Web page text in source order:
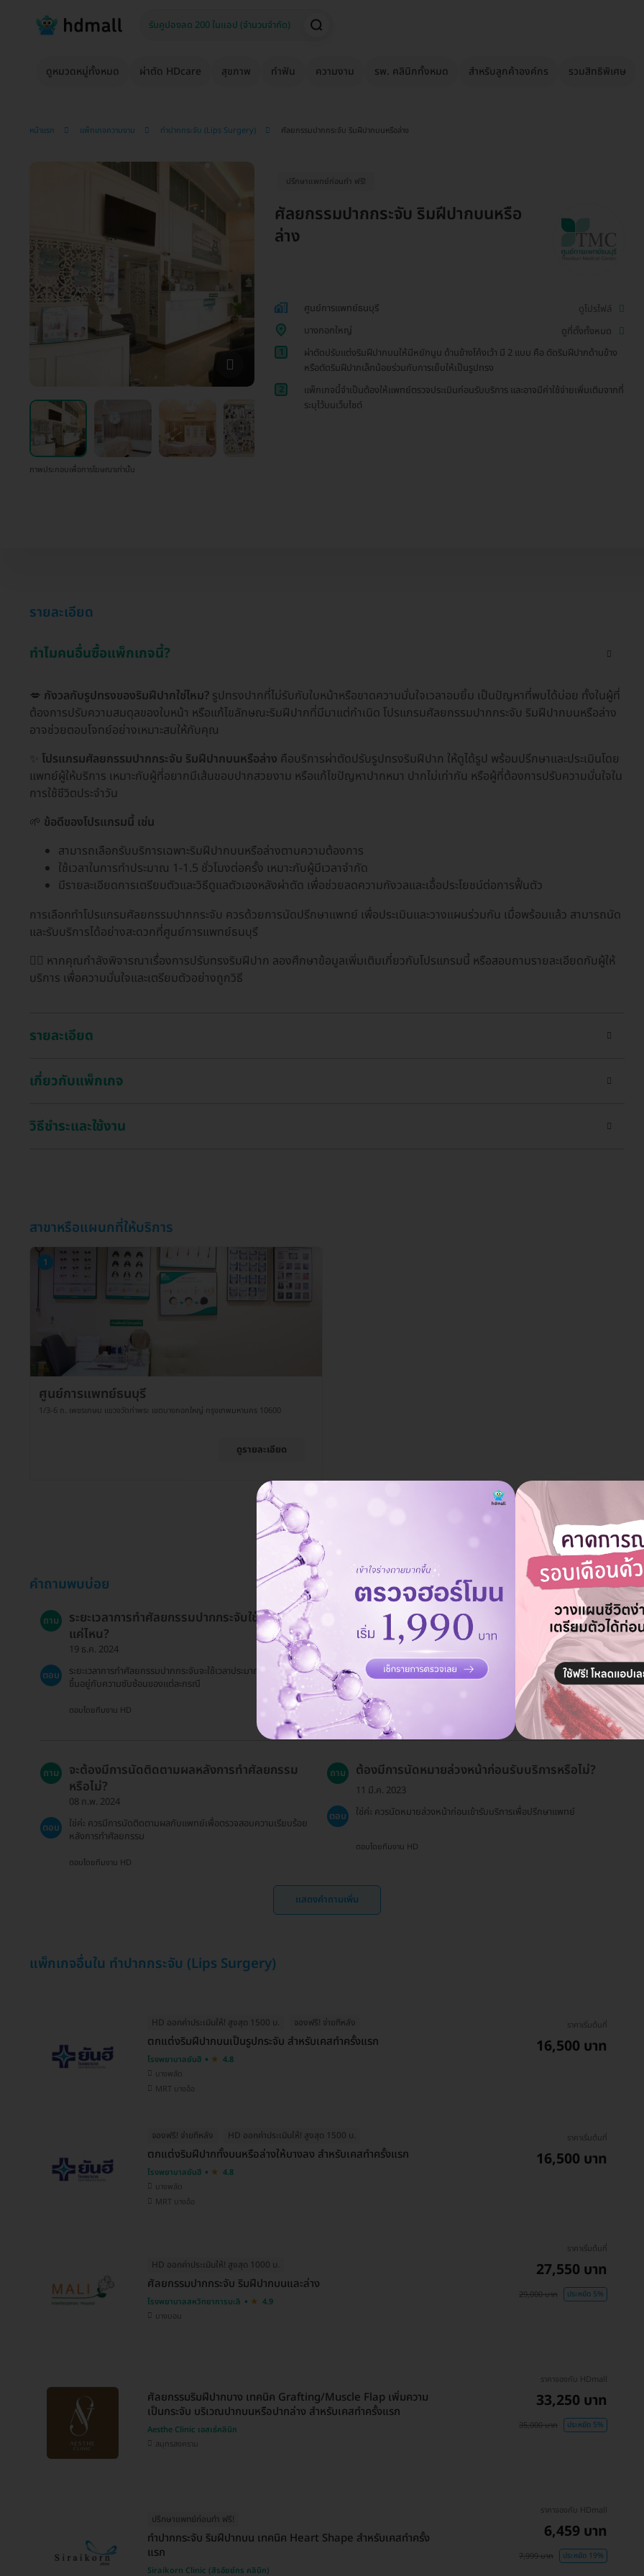
ดูหมวดหมู่ทั้งหมด ผ่าตัด HDcare สุขภาพ ทำฟัน ความงาม รพ. คลินิกทั้งหมด สำหรับลูกค้าองค์กร รวมสิทธิพิเศษ
หน้าแรก แพ็กเกจความงาม ทำปากกระจับ (Lips Surgery) ศัลยกรรมปากกระจับ ริมฝีปากบนหรือล่าง
ภาพประกอบเพื่อการโฆษณาเท่านั้น
ปรึกษาแพทย์ก่อนทำ ฟรี!
ศัลยกรรมปากกระจับ ริมฝีปากบนหรือ
ล่าง
ศูนย์การแพทย์ธนบุรี
ดูโปรไฟล์
บางกอกใหญ่
ดูที่ตั้งทั้งหมด
1
ผ่าตัดปรับแต่งริมฝีปากบนให้มีหยักนูน ด้านข้างโค้งเว้า มี 2 แบบ คือ ตัดริมฝีปากด้านข้าง
หรือตัดริมฝีปากเล็กน้อยร่วมกับการเย็บให้เป็นรูปทรง
2
แพ็กเกจนี้จำเป็นต้องให้แพทย์ตรวจประเมินก่อนรับบริการ และอาจมีค่าใช้จ่ายเพิ่มเติมจากที่
ระบุไว้บนเว็บไซต์
รายละเอียด
ทำไมคนอื่นซื้อแพ็กเกจนี้?
💋 กังวลกับรูปทรงของริมฝีปากใช่ไหม? รูปทรงปากที่ไม่รับกับใบหน้าหรือขาดความมั่นใจเวลาอมยิ้ม เป็นปัญหาที่พบได้บ่อย ทั้งในผู้ที่
ต้องการปรับความสมดุลของใบหน้า หรือแก้ไขลักษณะริมฝีปากที่มีมาแต่กำเนิด โปรแกรมศัลยกรรมปากกระจับ ริมฝีปากบนหรือล่าง
อาจช่วยตอบโจทย์อย่างเหมาะสมให้กับคุณ
โปรแกรมศัลยกรรมปากกระจับ ริมฝีปากบนหรือล่าง คือบริการผ่าตัดปรับรูปทรงริมฝีปาก ให้ดูได้รูป พร้อมปรึกษาและประเมินโดย
แพทย์ผู้ให้บริการ เหมาะกับผู้ที่อยากมีเส้นขอบปากสวยงาม หรือแก้ไขปัญหาปากหนา ปากไม่เท่ากัน หรือผู้ที่ต้องการปรับความมั่นใจใน
การใช้ชีวิตประจำวัน
🌱 ข้อดีของโปรแกรมนี้ เช่น
สามารถเลือกรับบริการเฉพาะริมฝีปากบนหรือล่างตามความต้องการ
ใช้เวลาในการทำประมาณ 1-1.5 ชั่วโมงต่อครั้ง เหมาะกับผู้มีเวลาจำกัด
มีรายละเอียดการเตรียมตัวและวิธีดูแลตัวเองหลังผ่าตัด เพื่อช่วยลดความกังวลและเอื้อประโยชน์ต่อการฟื้นตัว
การเลือกทำโปรแกรมศัลยกรรมปากกระจับ ควรด้วยการนัดปรึกษาแพทย์ เพื่อประเมินและวางแผนร่วมกัน เมื่อพร้อมแล้ว สามารถนัด
และรับบริการได้อย่างสะดวกที่ศูนย์การแพทย์ธนบุรี
👩‍⚕️ หากคุณกำลังพิจารณาเรื่องการปรับทรงริมฝีปาก ลองศึกษาข้อมูลเพิ่มเติมเกี่ยวกับโปรแกรมนี้ หรือสอบถามรายละเอียดกับผู้ให้
บริการ เพื่อความมั่นใจและเตรียมตัวอย่างถูกวิธี
รายละเอียด
เกี่ยวกับแพ็กเกจ
วิธีชำระและใช้งาน
สาขาหรือแผนกที่ให้บริการ
1
ศูนย์การแพทย์ธนบุรี
1/3-6 ถ. เพชรเกษม แขวงวัดท่าพระ เขตบางกอกใหญ่ กรุงเทพมหานคร 10600
ดูรายละเอียด
คำถามพบบ่อย
ถาม
ระยะเวลาการทำศัลยกรรมปากกระจับใช้เวลานาน
แค่ไหน?
19 ธ.ค. 2024
ตอบ
ระยะเวลาการทำศัลยกรรมปากกระจับจะใช้เวลาประมาณ 1-1.5 ชั่วโมง
ขึ้นอยู่กับความซับซ้อนของแต่ละกรณี
ตอบโดยทีมงาน HD
วิธีการจองบริการทำศัลยกรรมปากกระจับผ่าน
HDmall เป็นอย่างไร?
19 ธ.ค. 2024
ตอบ
คุณสามารถจองบริการผ่านเว็บไซต์ HDmall และทำการนัดหมายเพื่อ
เข้ารับการประเมินที่ศูนย์การแพทย์ธนบุรี
ตอบโดยทีมงาน HD
ถาม
จะต้องมีการนัดติดตามผลหลังการทำศัลยกรรม
หรือไม่?
08 ก.พ. 2024
ตอบ
ใช่ค่ะ ควรมีการนัดติดตามผลกับแพทย์เพื่อตรวจสอบความเรียบร้อย
หลังการทำศัลยกรรม
ตอบโดยทีมงาน HD
ถาม ต้องมีการนัดหมายล่วงหน้าก่อนรับบริการหรือไม่?
11 มี.ค. 2023
ตอบ
ใช่ค่ะ ควรนัดหมายล่วงหน้าก่อนเข้ารับบริการเพื่อปรึกษาแพทย์
ตอบโดยทีมงาน HD
แสดงคำถามเพิ่ม
แพ็กเกจอื่นใน ทำปากกระจับ (Lips Surgery)
HD ออกค่าประเมินให้! สูงสุด 1500 บ. จองฟรี! จ่ายทีหลัง
ตกแต่งริมฝีปากบนเป็นรูปกระจับ สำหรับเคสทำครั้งแรก
โรงพยาบาลยันฮี
4.8
บางพลัด
MRT บางอ้อ
ราคาเริ่มต้นที่
16,500 บาท
จองฟรี! จ่ายทีหลัง HD ออกค่าประเมินให้! สูงสุด 1500 บ.
ตกแต่งริมฝีปากทั้งบนหรือล่างให้บางลง สำหรับเคสทำครั้งแรก
โรงพยาบาลยันฮี
4.8
บางพลัด
MRT บางอ้อ
ราคาเริ่มต้นที่
16,500 บาท
HD ออกค่าประเมินให้! สูงสุด 1000 บ.
ศัลยกรรมปากกระจับ ริมฝีปากบนและล่าง
โรงพยาบาลสหวิทยาการมะลิ
4.9
บางบอน
ราคาเริ่มต้นที่
27,550 บาท
29,000 บาท ประหยัด 5%
ศัลยกรรมริมฝีปากบาง เทคนิค Grafting/Muscle Flap เพิ่มความ
เป็นกระจับ บริเวณปากบนหรือปากล่าง สำหรับเคสทำครั้งแรก
Aesthe Clinic เอสเธ่คลินิก
สมุทรสงคราม
ราคาจองกับ HDmall
33,250 บาท
35,000 บาท ประหยัด 5%
ปรึกษาแพทย์ก่อนทำ ฟรี!
ทำปากกระจับ ริมฝีปากบน เทคนิค Heart Shape สำหรับเคสทำครั้ง
แรก
Siraikorn Clinic (สิรอัยย์กร คลินิก)
ราคาจองกับ HDmall
6,459 บาท
7,999 บาท ประหยัด 19%